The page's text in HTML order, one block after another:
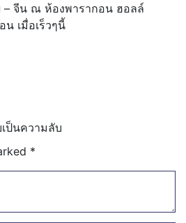
– จีน ณ ห้องพารากอน ฮอลล์
เมื่อเร็วๆนี้
ป็นความลับ
*